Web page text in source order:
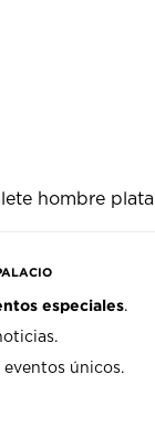
hombre plata
especiales.
eventos únicos.